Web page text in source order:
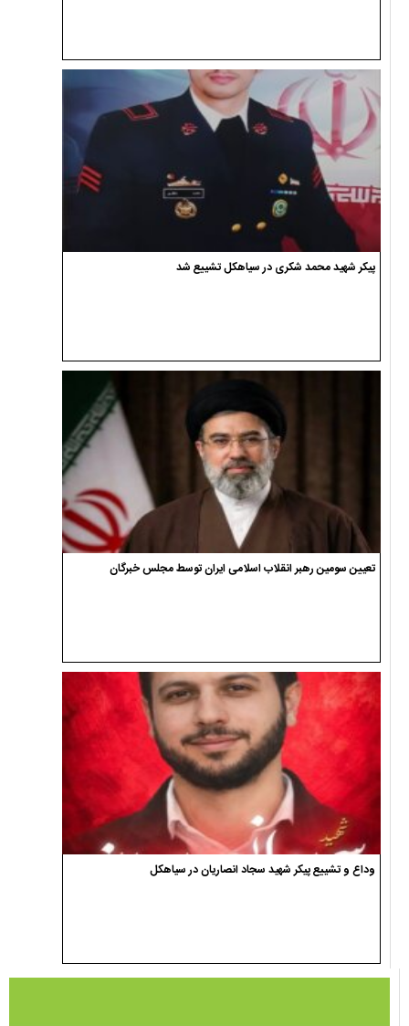
پیکر شهید محمد شکری در سیاهکل تشییع شد
تعیین سومین رهبر انقلاب اسلامی ایران توسط مجلس خبرگان
وداع و تشییع پیکر شهید سجاد انصاریان در سیاهکل